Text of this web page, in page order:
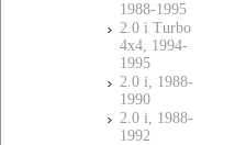
1988-1995
2.0 i Turbo
4x4, 1994-
1995
2.0 i, 1988-
1990
2.0 i, 1988-
1992